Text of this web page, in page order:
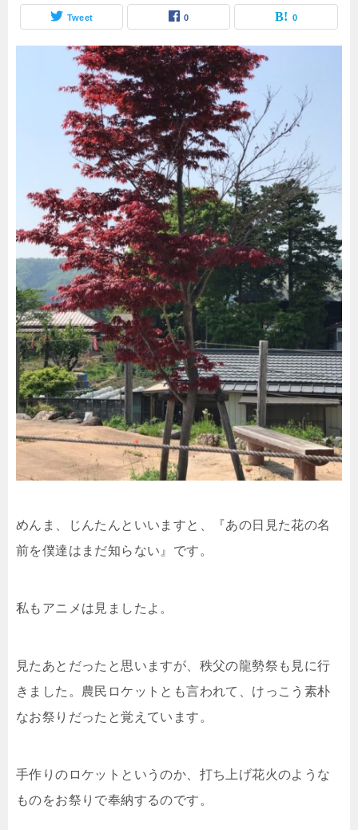
Tweet 0 0
めんま、じんたんといいますと、『あの日見た花の名
前を僕達はまだ知らない』です。
私もアニメは見ましたよ。
見たあとだったと思いますが、秩父の龍勢祭も見に行
きました。農民ロケットとも言われて、けっこう素朴
なお祭りだったと覚えています。
手作りのロケットというのか、打ち上げ花火のような
ものをお祭りで奉納するのです。